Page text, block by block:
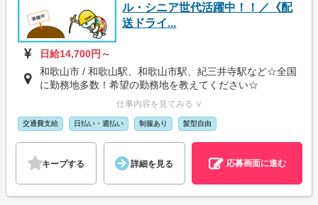
ル・シニア世代活躍中！！／《配
送ドライ...
日給14,700円～
和歌山市 / 和歌山駅、和歌山市駅、紀三井寺駅など☆全国
に勤務地多数！希望の勤務地を教えてください☆
仕事内容を見てみる ∨
交通費支給 日払い・週払い 制服あり 髪型自由
キープする 詳細を見る 応募画面に進む